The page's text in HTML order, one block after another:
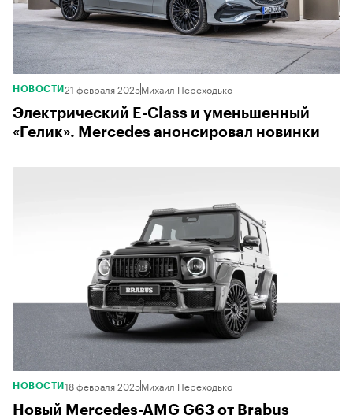
НОВОСТИ 21 февраля 2025Михаил Переходько
Электрический E-Class и уменьшенный
«Гелик». Mercedes анонсировал новинки
НОВОСТИ 18 февраля 2025Михаил Переходько
Новый Mercedes-AMG G63 от Brabus